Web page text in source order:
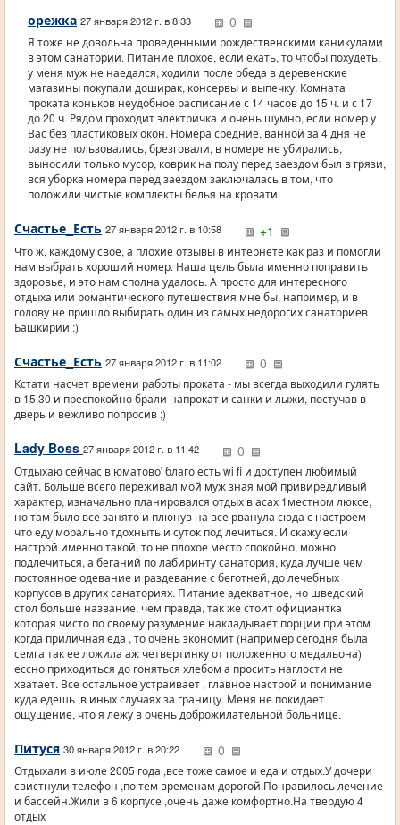
орежка 27 января 2012 г. в 8:33 0
Я тоже не довольна проведенными рождественскими каникулами
в этом санатории. Питание плохое, если ехать, то чтобы похудеть,
у меня муж не наедался, ходили после обеда в деревенские
магазины покупали доширак, консервы и выпечку. Комната
проката коньков неудобное расписание с 14 часов до 15 ч. и с 17
до 20 ч. Рядом проходит электричка и очень шумно, если номер у
Вас без пластиковых окон. Номера средние, ванной за 4 дня не
разу не пользовались, брезговали, в номере не убирались,
выносили только мусор, коврик на полу перед заездом был в грязи,
вся уборка номера перед заездом заключалась в том, что
положили чистые комплекты белья на кровати.
Счастье_Есть 27 января 2012 г. в 10:58 +1
Что ж, каждому свое, а плохие отзывы в интернете как раз и помогли
нам выбрать хороший номер. Наша цель была именно поправить
здоровье, и это нам сполна удалось. А просто для интересного
отдыха или романтического путешествия мне бы, например, и в
голову не пришло выбирать один из самых недорогих санаториев
Башкирии :)
Счастье_Есть 27 января 2012 г. в 11:02 0
Кстати насчет времени работы проката - мы всегда выходили гулять
в 15.30 и преспокойно брали напрокат и санки и лыжи, постучав в
дверь и вежливо попросив ;)
Lady Boss 27 января 2012 г. в 11:42 0
Отдыхаю сейчас в юматово' благо есть wi fi и доступен любимый
сайт. Больше всего переживал мой муж зная мой привиредливый
характер, изначально планировался отдых в асах 1местном люксе,
но там было все занято и плюнув на все рванула сюда с настроем
что еду морально тдохныть и суток под лечиться. И скажу если
настрой именно такой, то не плохое место спокойно, можно
подлечиться, а беганий по лабиринту санатория, куда лучше чем
постоянное одевание и раздевание с беготней, до лечебных
корпусов в других санаториях. Питание адекватное, но шведский
стол больше название, чем правда, так же стоит официантка
которая чисто по своему разумение накладывает порции при этом
когда приличная еда , то очень экономит (например сегодня была
семга так ее ложила аж четвертинку от положенного медальона)
ессно приходиться до гоняться хлебом а просить наглости не
хватает. Все остальное устраивает , главное настрой и понимание
куда едешь ,в иных случаях за границу. Меня не покидает
ощущение, что я лежу в очень доброжилательной больнице.
Питуся 30 января 2012 г. в 20:22 0
Отдыхали в июле 2005 года ,все тоже самое и еда и отдых.У дочери
свистнули телефон ,по тем временам дорогой.Понравилось лечение
и бассейн.Жили в 6 корпусе ,очень даже комфортно.На твердую 4
отдых